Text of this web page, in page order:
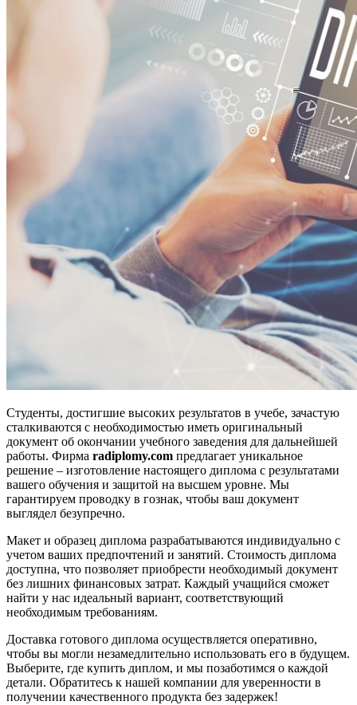
Студенты, достигшие высоких результатов в учебе, зачастую
сталкиваются с необходимостью иметь оригинальный
документ об окончании учебного заведения для дальнейшей
работы. Фирма radiplomy.com предлагает уникальное
решение – изготовление настоящего диплома с результатами
вашего обучения и защитой на высшем уровне. Мы
гарантируем проводку в гознак, чтобы ваш документ
выглядел безупречно.
Макет и образец диплома разрабатываются индивидуально с
учетом ваших предпочтений и занятий. Стоимость диплома
доступна, что позволяет приобрести необходимый документ
без лишних финансовых затрат. Каждый учащийся сможет
найти у нас идеальный вариант, соответствующий
необходимым требованиям.
Доставка готового диплома осуществляется оперативно,
чтобы вы могли незамедлительно использовать его в будущем.
Выберите, где купить диплом, и мы позаботимся о каждой
детали. Обратитесь к нашей компании для уверенности в
получении качественного продукта без задержек!